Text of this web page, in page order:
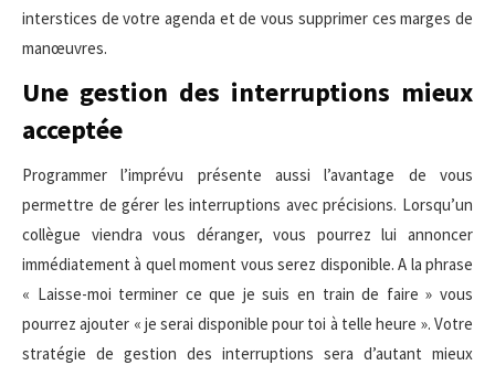
interstices de votre agenda et de vous supprimer ces marges de
manœuvres.
Une gestion des interruptions mieux
acceptée
Programmer l’imprévu présente aussi l’avantage de vous
permettre de gérer les interruptions avec précisions. Lorsqu’un
collègue viendra vous déranger, vous pourrez lui annoncer
immédiatement à quel moment vous serez disponible. A la phrase
« Laisse-moi terminer ce que je suis en train de faire » vous
pourrez ajouter « je serai disponible pour toi à telle heure ». Votre
stratégie de gestion des interruptions sera d’autant mieux